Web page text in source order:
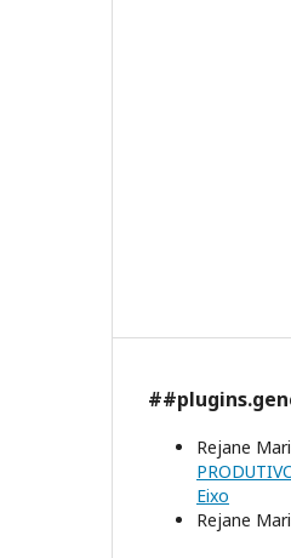
Rejane
Eixo
Rejane